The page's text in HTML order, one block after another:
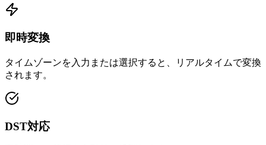
即時変換
タイムゾーンを入力または選択すると、リアルタイムで変換
されます。
DST対応